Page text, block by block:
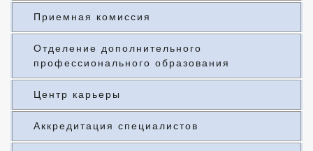
Приемная комиссия
Отделение дополнительного
профессионального образования
Центр карьеры
Аккредитация специалистов